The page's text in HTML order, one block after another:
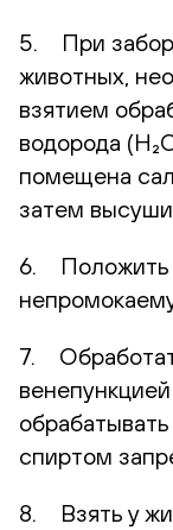
5. При
животных,
взятием
водорода
помещена
затем
6. Положить
7.
спиртом
8. Взять у